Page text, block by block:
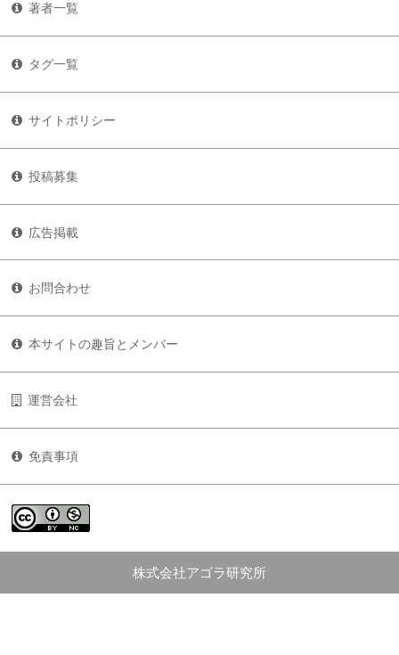
著者一覧
タグ一覧
サイトポリシー
投稿募集
広告掲載
お問合わせ
本サイトの趣旨とメンバー
運営会社
免責事項
株式会社アゴラ研究所